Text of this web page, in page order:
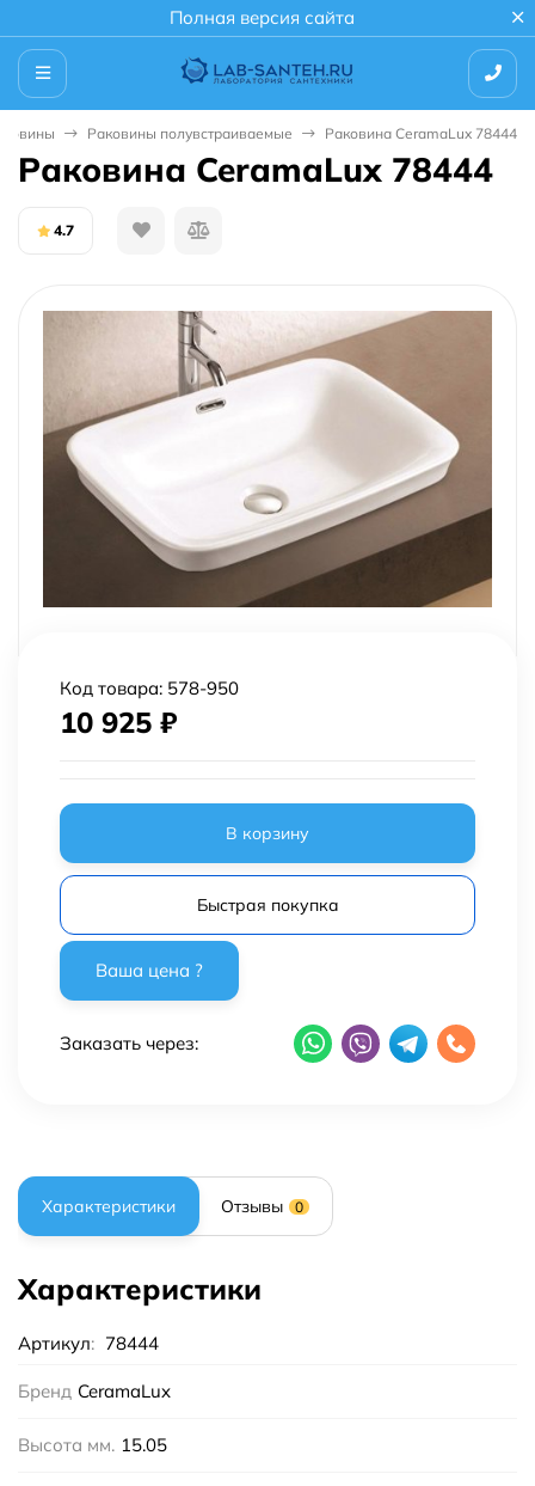
Полная версия сайта
Раковины полувстраиваемые Раковина CeramaLux 78444
Раковина CeramaLux 78444
4.7
Код товара: 578-950
10 925 ₽
В корзину
Быстрая покупка
Заказать через:
Характеристики Отзывы 0
Характеристики
Артикул: 78444
Бренд CeramaLux
Высота мм. 15.05